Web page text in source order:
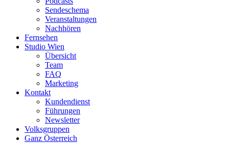
Sendeschema
Veranstaltungen
Nachhören
Fernsehen
Studio Wien
Übersicht
Team
FAQ
Marketing
Kontakt
Kundendienst
Führungen
Newsletter
Volksgruppen
Ganz Österreich